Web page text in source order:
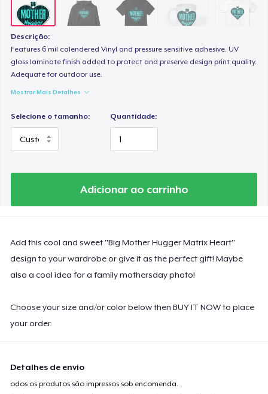
Descrição:
Features 6 mil calendered Vinyl and pressure sensitive adhesive. UV
gloss laminate finish added to protect and preserve design print quality.
Adequate for outdoor use.
Mostrar Mais Detalhes
Selecione o tamanho: Quantidade:
Adicionar ao carrinho
Add this cool and sweet "Big Mother Hugger Matrix Heart"
design to your wardrobe or give it as the perfect gift! Maybe
also a cool idea for a family mothersday photo!
Choose your size and/or color below then BUY IT NOW to place
your order.
Detalhes de envio
odos os produtos são impressos sob encomenda.